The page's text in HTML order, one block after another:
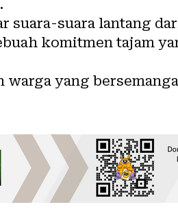
suara-suara lantang
komitmen tajam
yang